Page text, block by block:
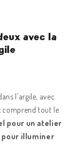
avec la
l'argile, avec
comprend tout le
pour un atelier
pour illuminer